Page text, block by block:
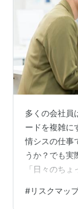
多くの会社員
ードを複雑に
情シスの仕事
うか？でも実
「日々のち
す。「リスク
#リスクマッ